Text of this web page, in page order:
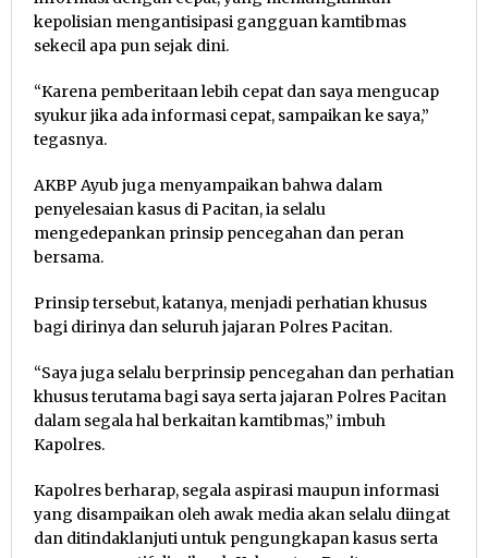
kepolisian mengantisipasi gangguan kamtibmas
sekecil apa pun sejak dini.
“Karena pemberitaan lebih cepat dan saya mengucap
syukur jika ada informasi cepat, sampaikan ke saya,”
tegasnya.
AKBP Ayub juga menyampaikan bahwa dalam
penyelesaian kasus di Pacitan, ia selalu
mengedepankan prinsip pencegahan dan peran
bersama.
Prinsip tersebut, katanya, menjadi perhatian khusus
bagi dirinya dan seluruh jajaran Polres Pacitan.
“Saya juga selalu berprinsip pencegahan dan perhatian
khusus terutama bagi saya serta jajaran Polres Pacitan
dalam segala hal berkaitan kamtibmas,” imbuh
Kapolres.
Kapolres berharap, segala aspirasi maupun informasi
yang disampaikan oleh awak media akan selalu diingat
dan ditindaklanjuti untuk pengungkapan kasus serta